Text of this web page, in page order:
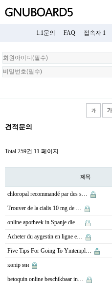
1:1문의 FAQ 접속자 1
회
원
로
견적문의
Total 259건 11 페이지
제목
chloropal recommandé par des s…
Trouver de la cialis 10 mg de …
online apotheek in Spanje die …
Acheter du aygestin en ligne e…
Five Tips For Going To Ymtempl…
көпір ми
betoquin online beschikbaar in…